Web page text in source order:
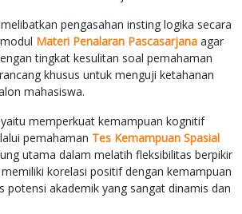
pengasahan insting logika secara
Materi Penalaran Pascasarjana agar
tingkat kesulitan soal pemahaman
khusus untuk menguji ketahanan
mahasiswa.
memperkuat kemampuan kognitif
pemahaman Tes Kemampuan Spasial
utama dalam melatih fleksibilitas berpikir
korelasi positif dengan kemampuan
potensi akademik yang sangat dinamis dan